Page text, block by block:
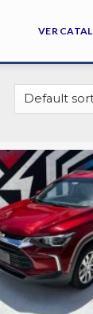
VER